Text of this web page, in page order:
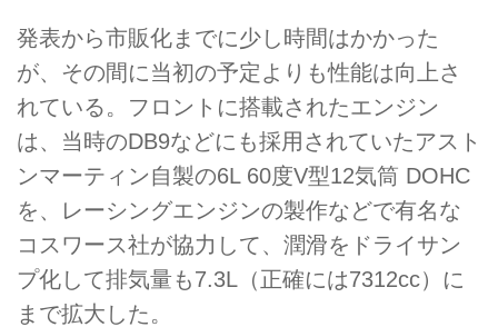
発表から市販化までに少し時間はかかった
が、その間に当初の予定よりも性能は向上さ
れている。フロントに搭載されたエンジン
は、当時のDB9などにも採用されていたアスト
ンマーティン自製の6L 60度V型12気筒 DOHC
を、レーシングエンジンの製作などで有名な
コスワース社が協力して、潤滑をドライサン
プ化して排気量も7.3L（正確には7312cc）に
まで拡大した。